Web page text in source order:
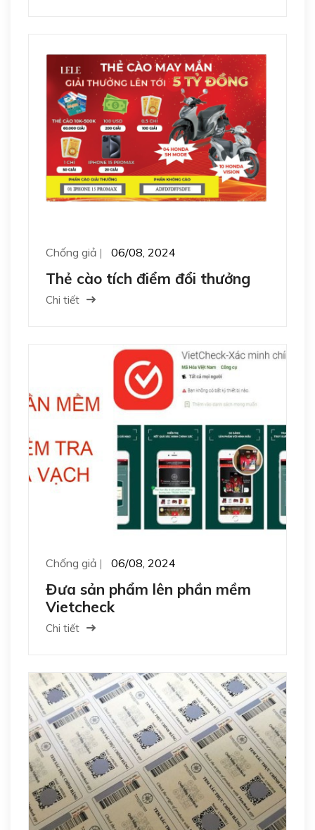
Chống giả 06/08, 2024
Thẻ cào tích điểm đổi thưởng
Chi tiết
Chống giả 06/08, 2024
Đưa sản phẩm lên phần mềm
Vietcheck
Chi tiết